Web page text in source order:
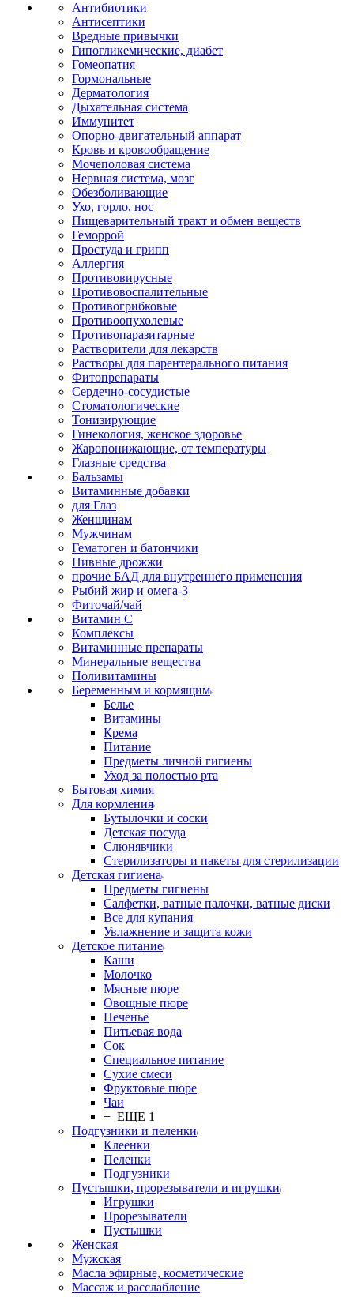
Антибиотики
Антисептики
Вредные привычки
Гипогликемические, диабет
Гомеопатия
Гормональные
Дерматология
Дыхательная система
Иммунитет
Опорно-двигательный аппарат
Кровь и кровообращение
Мочеполовая система
Нервная система, мозг
Обезболивающие
Ухо, горло, нос
Пищеварительный тракт и обмен веществ
Геморрой
Простуда и грипп
Аллергия
Противовирусные
Противовоспалительные
Противогрибковые
Противоопухолевые
Противопаразитарные
Растворители для лекарств
Растворы для парентерального питания
Фитопрепараты
Сердечно-сосудистые
Стоматологические
Тонизирующие
Гинекология, женское здоровье
Жаропонижающие, от температуры
Глазные средства
Бальзамы
Витаминные добавки
для Глаз
Женщинам
Мужчинам
Гематоген и батончики
Пивные дрожжи
прочие БАД для внутреннего применения
Рыбий жир и омега-3
Фиточай/чай
Витамин С
Комплексы
Витаминные препараты
Минеральные вещества
Поливитамины
Беременным и кормящим
Белье
Витамины
Крема
Питание
Предметы личной гигиены
Уход за полостью рта
Бытовая химия
Для кормления
Бутылочки и соски
Детская посуда
Слюнявчики
Стерилизаторы и пакеты для стерилизации
Детская гигиена
Предметы гигиены
Салфетки, ватные палочки, ватные диски
Все для купания
Увлажнение и защита кожи
Детское питание
Каши
Молочко
Мясные пюре
Овощные пюре
Печенье
Питьевая вода
Сок
Специальное питание
Сухие смеси
Фруктовые пюре
Чаи
+ ЕЩЕ 1
Подгузники и пеленки
Клеенки
Пеленки
Подгузники
Пустышки, прорезыватели и игрушки
Игрушки
Прорезыватели
Пустышки
Женская
Мужская
Масла эфирные, косметические
Массаж и расслабление